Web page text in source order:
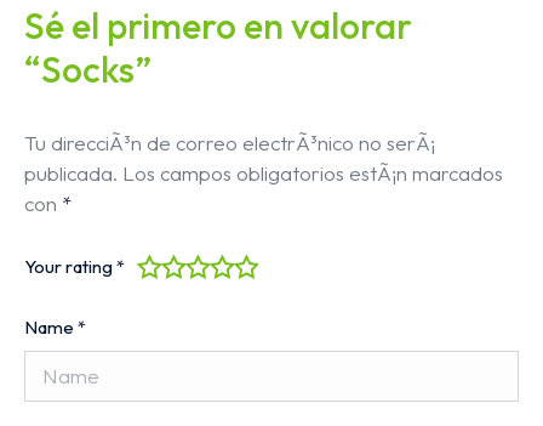
Sé el primero en valorar
“Socks”
Tu direcciÃ³n de correo electrÃ³nico no serÃ¡
publicada. Los campos obligatorios estÃ¡n marcados
con *
Your rating*
Name *